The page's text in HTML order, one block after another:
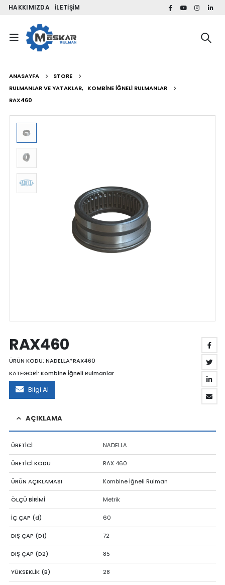
HAKKIMIZDA İLETIŞIM
ANASAYFA
STORE
RULMANLAR VE YATAKLAR, KOMBINE İĞNELI RULMANLAR
RAX460
RAX460
ÜRÜN KODU: NADELLA*RAX460
KATEGORİ: Kombine İğneli Rulmanlar
Bilgi Al
AÇIKLAMA
ÜRETİCİ NADELLA
ÜRETİCİ KODU RAX 460
ÜRÜN AÇIKLAMASI Kombine İğneli Rulman
ÖLÇÜ BİRİMİ Metrik
İÇ ÇAP (d) 60
DIŞ ÇAP (D1) 72
DIŞ ÇAP (D2) 85
YÜKSEKLİK (B) 28